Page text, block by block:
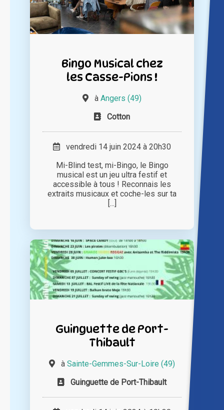
Bingo Musical chez
les Casse-Pions !
à Angers (49)
Cotton
vendredi 14 juin 2024 à 20h30
Mi-Blind test, mi-Bingo, le Bingo
musical est un jeu ultra festif et
accessible à tous ! Reconnais les
extraits musicaux et coche-les sur ta
[...]
Guinguette de Port-
Thibault
à Sainte-Gemmes-Sur-Loire (49)
Guinguette de Port-Thibault